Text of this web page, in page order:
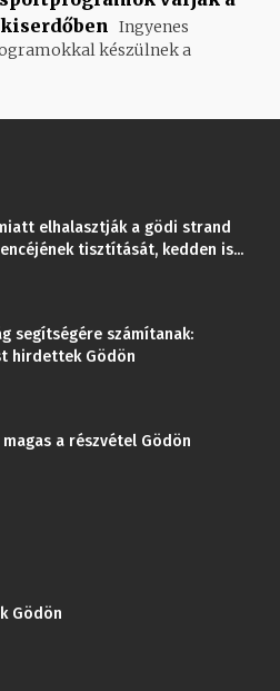
Ingyenes
készülnek a
elhalasztják a gödi strand
tisztítását, kedden is...
segítségére számítanak:
hirdettek Gödön
a részvétel Gödön
Gödön